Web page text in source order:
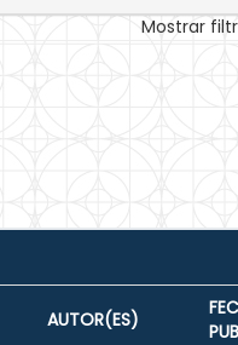
Mostrar
AUTOR(ES)